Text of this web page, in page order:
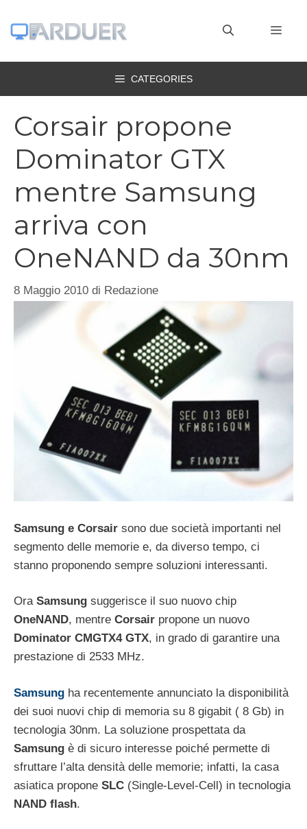
CATEGORIES
Corsair propone
Dominator GTX
mentre Samsung
arriva con
OneNAND da 30nm
8 Maggio 2010 di Redazione
Samsung e Corsair sono due società importanti nel
segmento delle memorie e, da diverso tempo, ci
stanno proponendo sempre soluzioni interessanti.
Ora Samsung suggerisce il suo nuovo chip
OneNAND, mentre Corsair propone un nuovo
Dominator CMGTX4 GTX, in grado di garantire una
prestazione di 2533 MHz.
Samsung ha recentemente annunciato la disponibilità
dei suoi nuovi chip di memoria su 8 gigabit ( 8 Gb) in
tecnologia 30nm. La soluzione prospettata da
Samsung è di sicuro interesse poiché permette di
sfruttare l’alta densità delle memorie; infatti, la casa
asiatica propone SLC (Single-Level-Cell) in tecnologia
NAND flash.